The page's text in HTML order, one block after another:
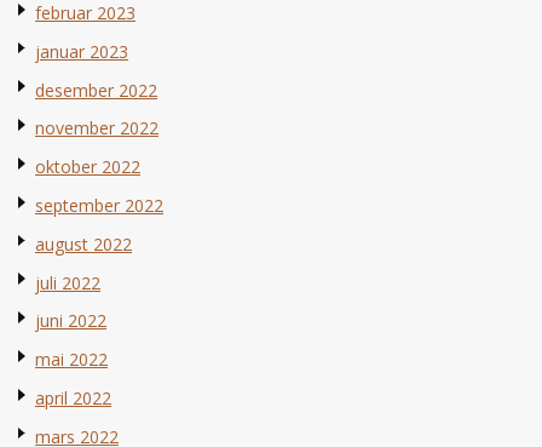
februar 2023
januar 2023
desember 2022
november 2022
oktober 2022
september 2022
august 2022
juli 2022
juni 2022
mai 2022
april 2022
mars 2022